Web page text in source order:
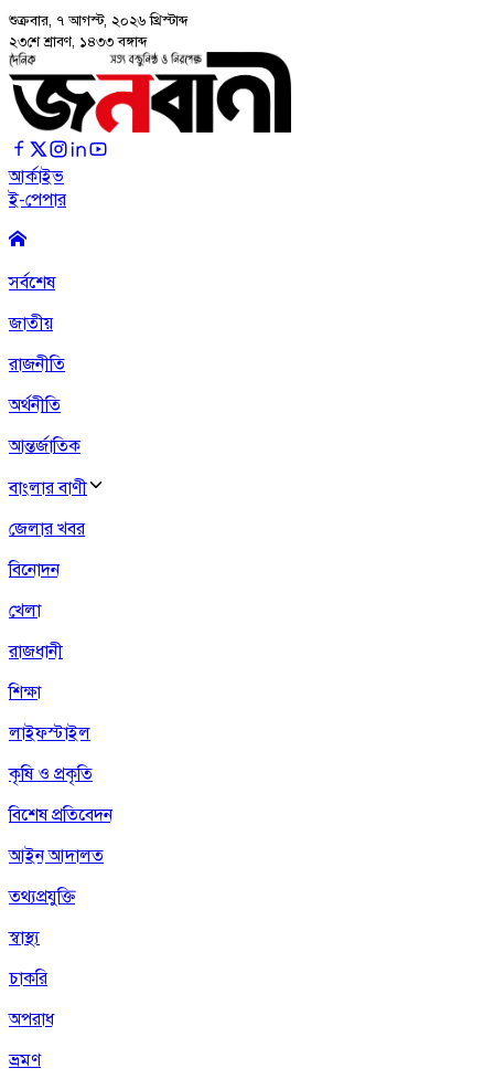
শুক্রবার, ৭ আগস্ট, ২০২৬ খ্রিস্টাব্দ
২৩শে শ্রাবণ, ১৪৩৩ বঙ্গাব্দ
আর্কাইভ
ই-পেপার
সর্বশেষ
জাতীয়
রাজনীতি
অর্থনীতি
আন্তর্জাতিক
বাংলার বাণী
জেলার খবর
বিনোদন
খেলা
রাজধানী
শিক্ষা
লাইফস্টাইল
কৃষি ও প্রকৃতি
বিশেষ প্রতিবেদন
আইন আদালত
তথ্যপ্রযুক্তি
স্বাস্থ্য
চাকরি
অপরাধ
ভ্রমণ